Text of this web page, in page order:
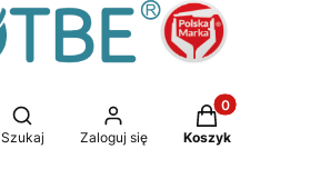
Otwórz wyszukiwarkę
Szukaj Zaloguj się
Produkty w
Koszyk